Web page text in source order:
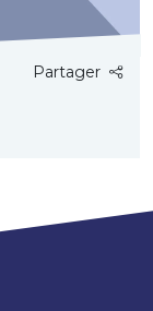
Partager